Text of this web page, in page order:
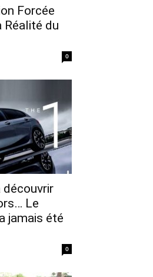
Forcée
Réalité du
0
découvrir
Le
jamais été
0